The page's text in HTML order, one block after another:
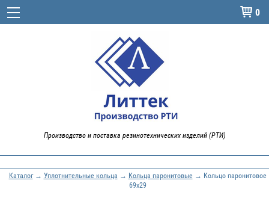
 0
Производство и поставка резинотехнических изделий (РТИ)
Каталог→ Уплотнительные кольца → Кольца паронитовые→ Кольцо паронитовое
69x29